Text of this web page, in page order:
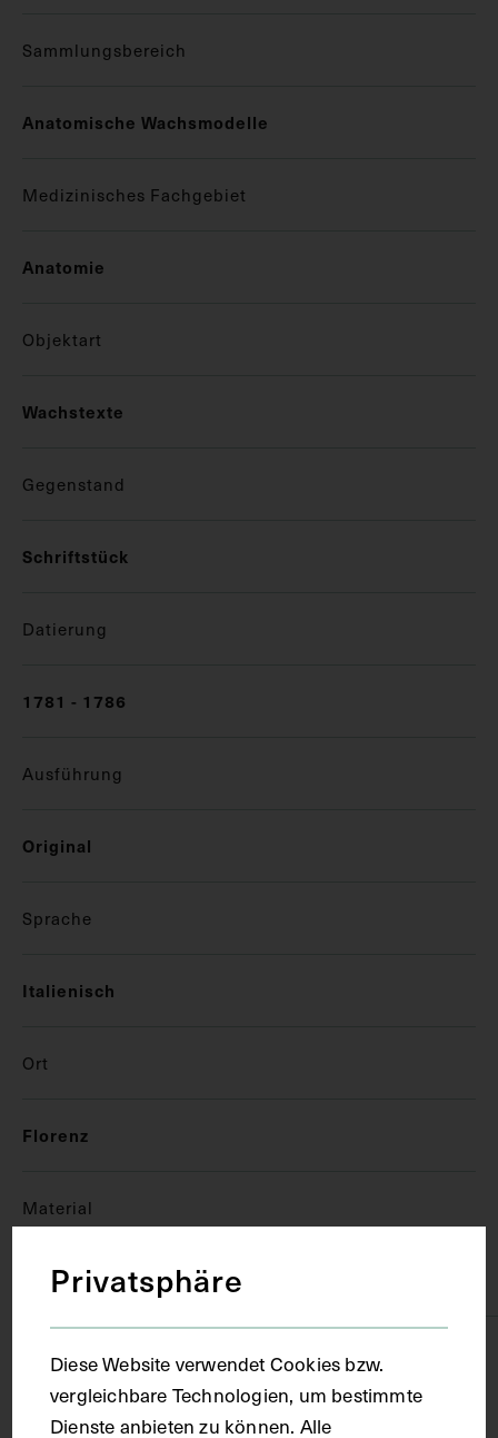
Sammlungsbereich
Anatomische Wachsmodelle
Medizinisches Fachgebiet
Anatomie
Objektart
Wachstexte
Gegenstand
Schriftstück
Datierung
1781 - 1786
Ausführung
Original
Sprache
Italienisch
Ort
Florenz
Material
Papier
Technik
Handschrift
Privatsphäre
Diese Website verwendet Cookies bzw.
vergleichbare Technologien, um bestimmte
Dienste anbieten zu können. Alle